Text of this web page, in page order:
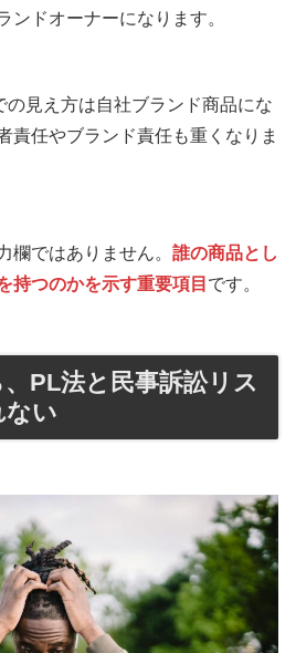
ンドオーナーになります。
の見え方は自社ブランド商品にな
責任やブランド責任も重くなりま
欄ではありません。 誰の商品とし
持つのかを示す重要項目 です。
PL法と民事訴訟リス
ない